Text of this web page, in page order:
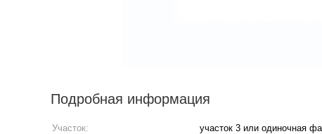
Подробная информация
Участок: участок 3 или одиночная